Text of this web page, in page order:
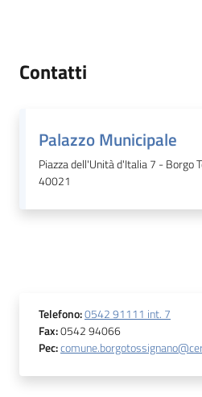
Contatti
Palazzo Municipale
Piazza dell'Unità d'Italia 7 - Borgo
40021
Telefono:0542 91111 int. 7
Fax:0542 94066
Pec: